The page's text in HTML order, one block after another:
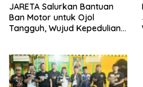
JARETA Salurkan Bantuan
Ban Motor untuk Ojol
Tangguh, Wujud Kepedulian